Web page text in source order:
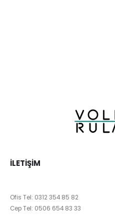
İLETIŞIM
Ofis Tel: 0312 354 85 82
Cep Tel: 0506 654 83 33